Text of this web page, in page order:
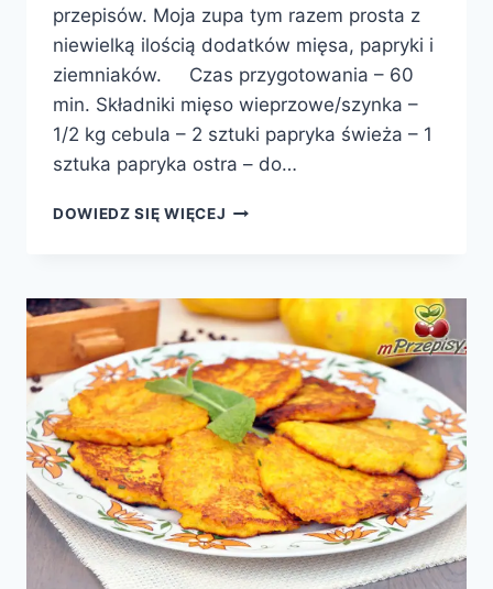
przepisów. Moja zupa tym razem prosta z
niewielką ilością dodatków mięsa, papryki i
ziemniaków. Czas przygotowania – 60
min. Składniki mięso wieprzowe/szynka –
1/2 kg cebula – 2 sztuki papryka świeża – 1
sztuka papryka ostra – do…
DOWIEDZ SIĘ WIĘCEJ ZUPA